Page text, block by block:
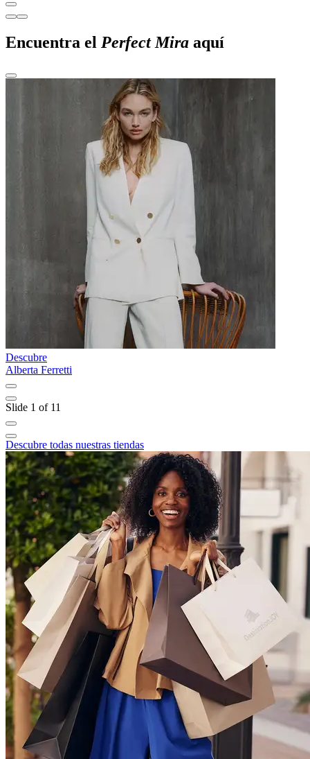
Encuentra el Perfect Mira aquí
Descubre
Alberta Ferretti
Slide 1 of 11
Descubre todas nuestras tiendas